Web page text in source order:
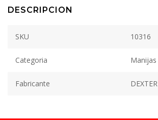
DESCRIPCION
SKU 10316
Categoria Manijas
Fabricante DEXTER